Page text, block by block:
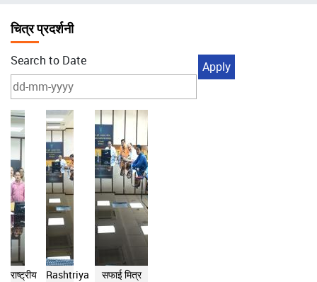
चित्र प्रदर्शनी
Search to Date
राष्ट्रीय
Rashtriya
सफाई मित्र